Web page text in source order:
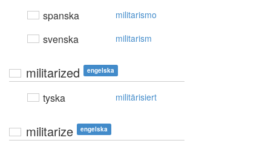
spanska militarismo
svenska militarism
militarized engelska
tyska militärisiert
militarize engelska